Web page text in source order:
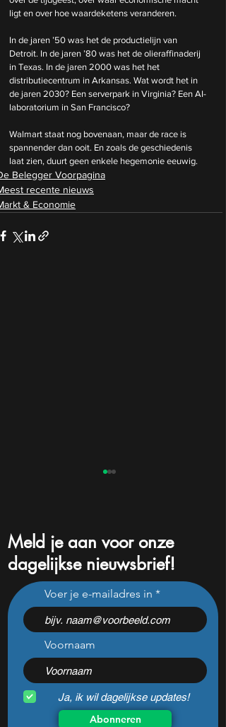
ligt en over hoe waardeketens veranderen.
In de jaren ’50 was het de productielijn van
Detroit. In de jaren ’80 was het de olieraffinaderij
in Texas. In de jaren 2000 was het het
distributiecentrum in Arkansas. Wat wordt het in
de jaren 2030? Een serverpark in Virginia? Een AI-
laboratorium in San Francisco?
Walmart staat nog bovenaan, maar de race is
spannender dan ooit. En zoals de geschiedenis
laat zien, duurt geen enkele hegemonie eeuwig.
Belegger Voorpagina
recente nieuws
& Economie
Explosieve groei bij
Techbedrijf, maar
beleggers haken af
Meld je aan voor onze
dagelijkse nieuwsbrief!
Voer je e-mailadres in
Voornaam
Ja, ik wil dagelijkse updates!
Abonneren